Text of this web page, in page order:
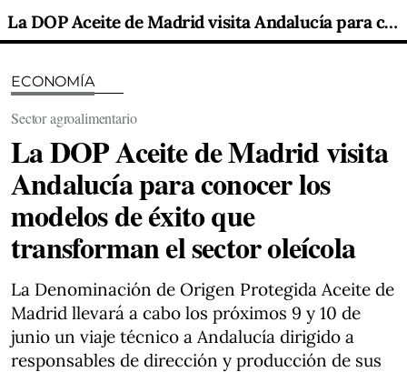
La DOP Aceite de Madrid visita Andalucía para conocer los modelos de éxito que transforman el sector oleícola
ECONOMÍA
Sector agroalimentario
La DOP Aceite de Madrid visita
Andalucía para conocer los
modelos de éxito que
transforman el sector oleícola
La Denominación de Origen Protegida Aceite de
Madrid llevará a cabo los próximos 9 y 10 de
junio un viaje técnico a Andalucía dirigido a
responsables de dirección y producción de sus